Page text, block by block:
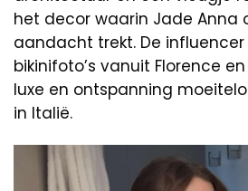
het decor waarin Jade Anna
aandacht trekt. De
bikinifoto’s vanuit Florence
luxe en ontspanning
in Italië.